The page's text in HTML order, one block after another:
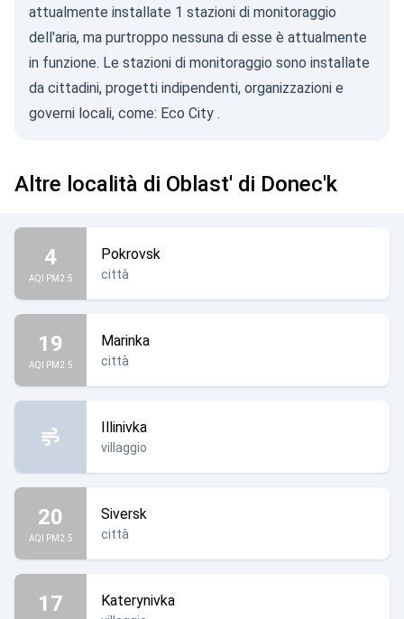
attualmente installate 1 stazioni di monitoraggio
dell'aria, ma purtroppo nessuna di esse è attualmente
in funzione. Le stazioni di monitoraggio sono installate
da cittadini, progetti indipendenti, organizzazioni e
governi locali, come: Eco City .
Altre località di Oblast' di Donec'k
4
AQI PM2.5
Pokrovsk
città
19
AQI PM2.5
Marinka
città
Illinivka
villaggio
20
AQI PM2.5
Siversk
città
17 Katerynivka